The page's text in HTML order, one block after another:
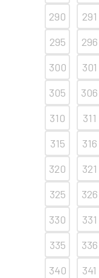
290
291
295
296
300
301
305
306
310
311
315
316
320
321
325
326
330
331
335
336
340
341